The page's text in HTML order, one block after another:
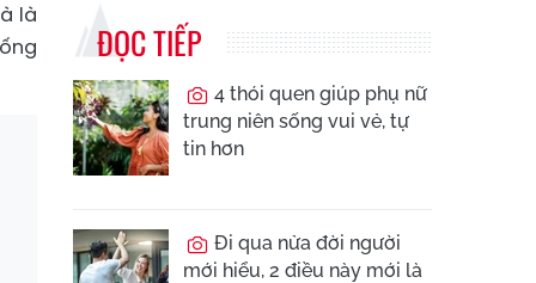
là
ĐỌC TIẾP
4 thói quen giúp phụ nữ
trung niên sống vui vẻ, tự
tin hơn
Đi qua nửa đời người
mới hiểu, 2 điều này mới là